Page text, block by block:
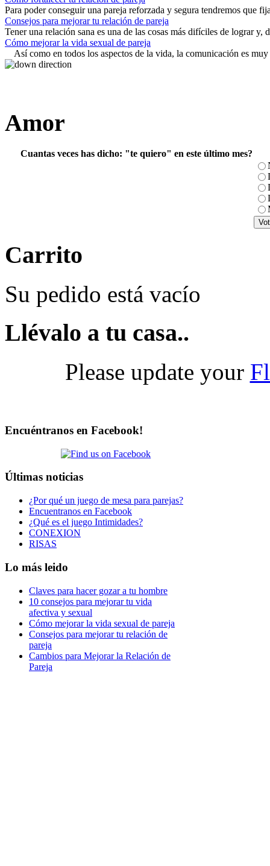
Para poder conseguir una pareja reforzada y segura tendremos que
Consejos para mejorar tu relación de pareja
Tener una relación sana es una de las cosas más difíciles de lograr y,
Cómo mejorar la vida sexual de pareja
Así como en todos los aspectos de la vida, la comunicación es
Amor
Cuantas veces has dicho: "te quiero" en este último mes?
Carrito
Su pedido está vacío
Llévalo a tu casa..
Please update your
Encuéntranos en Facebook!
Últimas noticias
¿Por qué un juego de mesa para parejas?
Encuentranos en Facebook
¿Qué es el juego Intimidades?
CONEXION
RISAS
Lo más leido
Claves para hacer gozar a tu hombre
10 consejos para mejorar tu vida
afectiva y sexual
Cómo mejorar la vida sexual de pareja
Consejos para mejorar tu relación de
pareja
Cambios para Mejorar la Relación de
Pareja